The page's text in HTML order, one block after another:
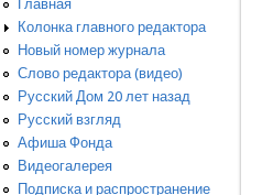
Главная
Колонка главного редактора
Новый номер журнала
Слово редактора (видео)
Русский Дом 20 лет назад
Русский взгляд
Афиша Фонда
Видеогалерея
Подписка и распространение